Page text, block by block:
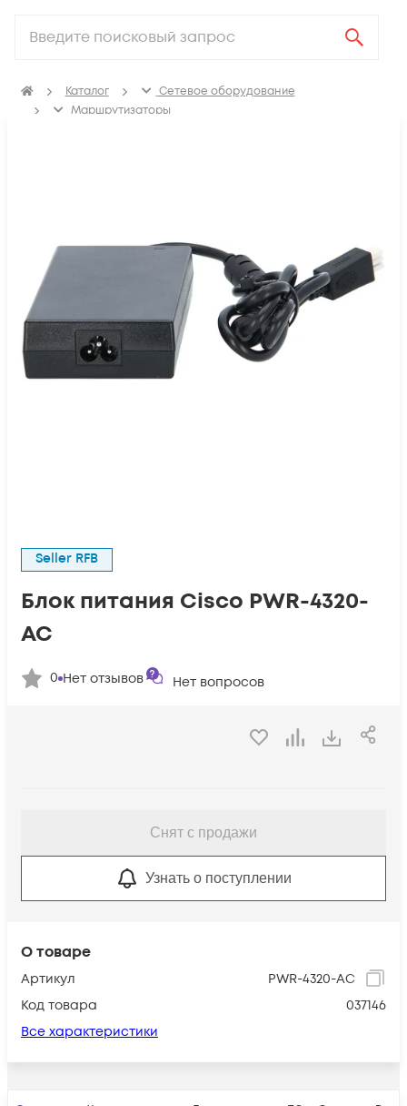
Каталог
Сетевое оборудование
Маршрутизаторы
О товаре
Артикул
PWR-4320-AC
Код товара
037146
Все характеристики
Seller RFB
Блок питания Cisco PWR-4320-
AC
0 Нет отзывов Нет вопросов
Снят с продажи
Узнать о поступлении